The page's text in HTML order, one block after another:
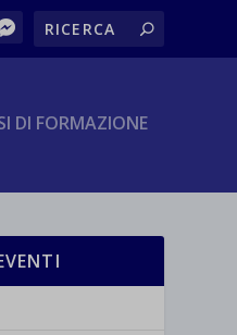
DI FORMAZIONE